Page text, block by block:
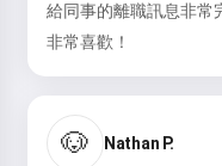
給同事的離職訊息非
非常喜歡！
🐶 Nathan P.